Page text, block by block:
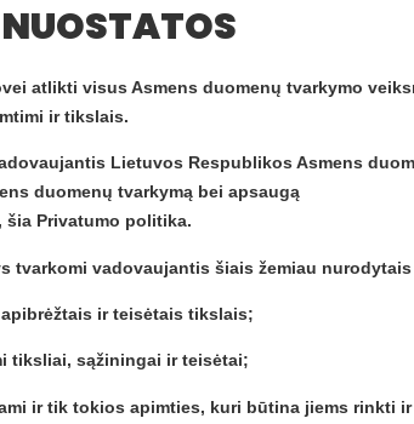
atlikti visus Asmens duomenų tvarkymo
ir tikslais.
Lietuvos Respublikos Asmens
duomenų tvarkymą bei apsaugą
šia Privatumo politika.
tvarkomi vadovaujantis šiais žemiau
ir teisėtais tikslais;
tiksliai, sąžiningai ir teisėtai;
ir tik tokios apimties, kuri būtina jiems rinkti